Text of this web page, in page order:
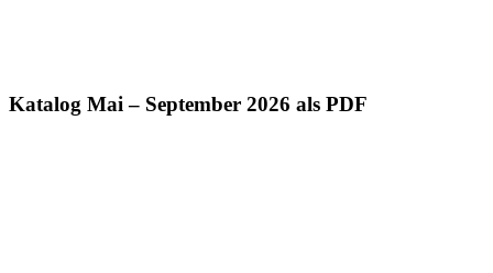
Katalog Mai – September 2026 als PDF